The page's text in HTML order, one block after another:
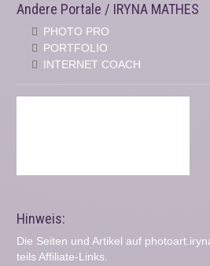
Andere Portale / IRYNA MATHES
PHOTO PRO
PORTFOLIO
INTERNET COACH
Hinweis:
Die Seiten und Artikel auf
teils Affiliate-Links.